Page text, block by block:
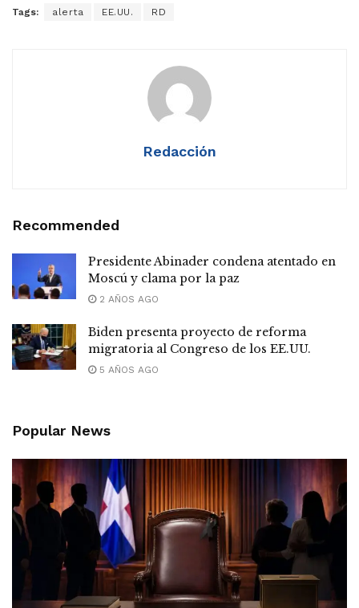
Tags: alerta EE.UU. RD
Redacción
Recommended
Presidente Abinader condena atentado en
Moscú y clama por la paz
2 AÑOS AGO
Biden presenta proyecto de reforma
migratoria al Congreso de los EE.UU.
5 AÑOS AGO
Popular News